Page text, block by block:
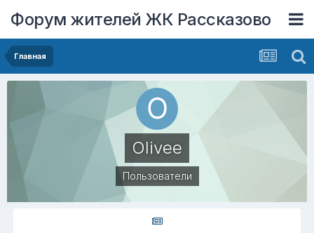
Форум жителей ЖК Рассказово
Главная
Olivee
Пользователи